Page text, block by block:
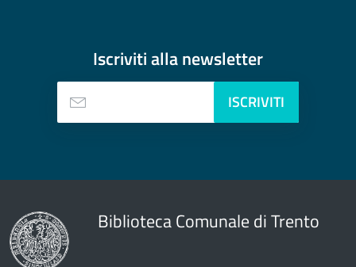
Iscriviti allanewsletter
ISCRIVITI
Biblioteca Comunale di Trento